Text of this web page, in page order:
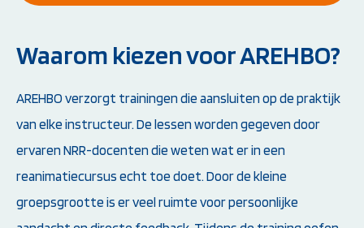
Waarom kiezen voor AREHBO?
AREHBO verzorgt trainingen die aansluiten op de praktijk
van elke instructeur. De lessen worden gegeven door
ervaren NRR-docenten die weten wat er in een
reanimatiecursus echt toe doet. Door de kleine
groepsgrootte is er veel ruimte voor persoonlijke